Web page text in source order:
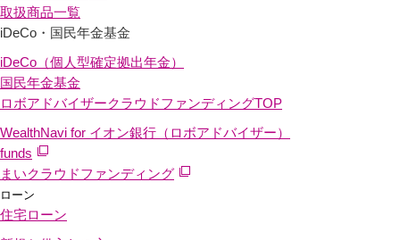
取扱商品一覧
iDeCo・国民年金基金
iDeCo（個人型確定拠出年金）
国民年金基金
ロボアドバイザークラウドファンディングTOP
WealthNavi for イオン銀行（ロボアドバイザー）
funds
まいクラウドファンディング
ローン
住宅ローン